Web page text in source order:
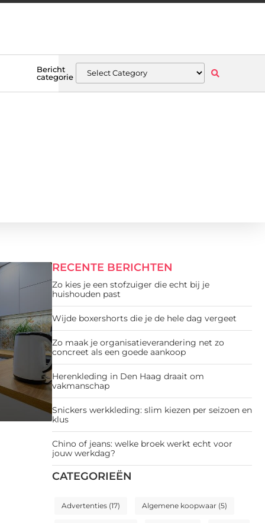
Bericht
categorie
RECENTE BERICHTEN
Zo kies je een stofzuiger die echt bij je
huishouden past
Wijde boxershorts die je de hele dag vergeet
Zo maak je organisatieverandering net zo
concreet als een goede aankoop
Herenkleding in Den Haag draait om
vakmanschap
Snickers werkkleding: slim kiezen per seizoen en
klus
Chino of jeans: welke broek werkt echt voor
jouw werkdag?
CATEGORIEËN
Advertenties (17) Algemene koopwaar (5)